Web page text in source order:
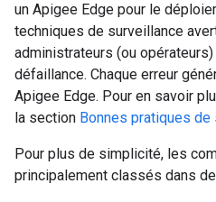
un Apigee Edge pour le
techniques de surveillance
administrateurs (ou
défaillance. Chaque erreur
Apigee Edge. Pour en savoir
la section Bonnes pratiques de
Pour plus de simplicité, les
principalement classés dans